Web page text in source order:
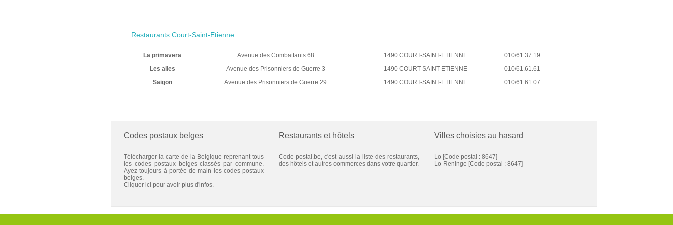
Restaurants Court-Saint-Etienne
La primavera Avenue des Combattants 68 1490 COURT-SAINT-ETIENNE
010/61.37.19
Les ailes
Avenue des Prisonniers de Guerre 3 1490 COURT-SAINT-ETIENNE
010/61.61.61
Saigon
Avenue des Prisonniers de Guerre 29 1490 COURT-SAINT-ETIENNE 010/61.61.07
Codes postaux belges
Télécharger la carte de la Belgique reprenant tous
les codes postaux belges classés par commune.
Ayez toujours à portée de main les codes postaux
belges.
Cliquer ici pour avoir plus d'infos.
Restaurants et hôtels
Code-postal.be, c'est aussi la liste des restaurants,
des hôtels et autres commerces dans votre quartier.
Villes choisies au hasard
Lo [Code postal : 8647]
Lo-Reninge [Code postal : 8647]